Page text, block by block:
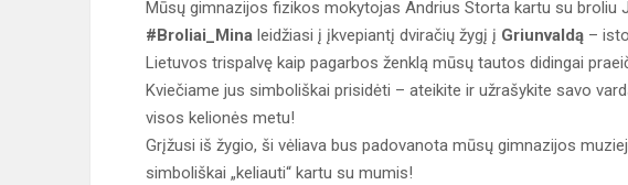
Mūsų gimnazijos fizikos mokytojas Andrius Storta kartu su broliu
#Broliai_Mina leidžiasi į įkvepiantį dviračių žygį į Griunvaldą –
Lietuvos trispalvę kaip pagarbos ženklą mūsų tautos didingai
Kviečiame jus simboliškai prisidėti – ateikite ir užrašykite savo
visos kelionės metu!
Grįžusi iš žygio, ši vėliava bus padovanota mūsų gimnazijos
simboliškai „keliauti“ kartu su mumis!